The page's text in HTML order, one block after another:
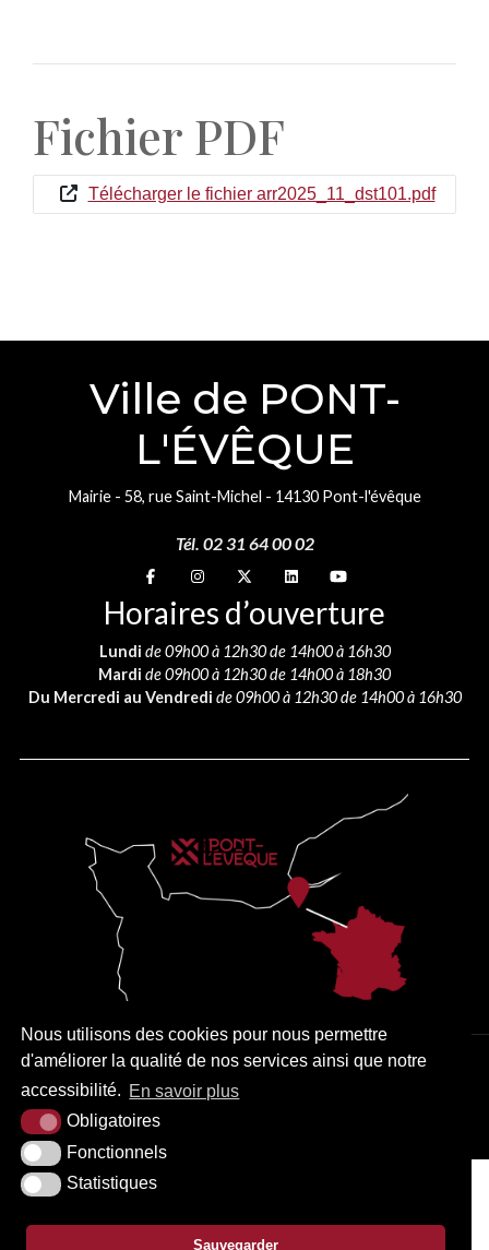
Nous utilisons des cookies pour nous permettre
d'améliorer la qualité de nos services ainsi que notre
accessibilité. En savoir plus
Obligatoires
Fonctionnels
Statistiques
Sauvegarder
Fichier PDF
Télécharger le fichier arr2025_11_dst101.pdf
Ville de PONT-
L'ÉVÊQUE
Mairie - 58, rue Saint-Michel - 14130 Pont-l'évêque
Tél. 02 31 64 00 02
Suivez-nous sur
Suivez-nous sur
Suivez-nous sur
Suivez-nous sur
Suivez-nous sur
Horaires d’ouverture
Lundi de 09h00 à 12h30 de 14h00 à 16h30
Mardi de 09h00 à 12h30 de 14h00 à 18h30
Du Mercredi au Vendredi de 09h00 à 12h30 de 14h00 à 16h30
PLAN DU SITE MENTIONS LÉGALES ACCESSIBILITÉ